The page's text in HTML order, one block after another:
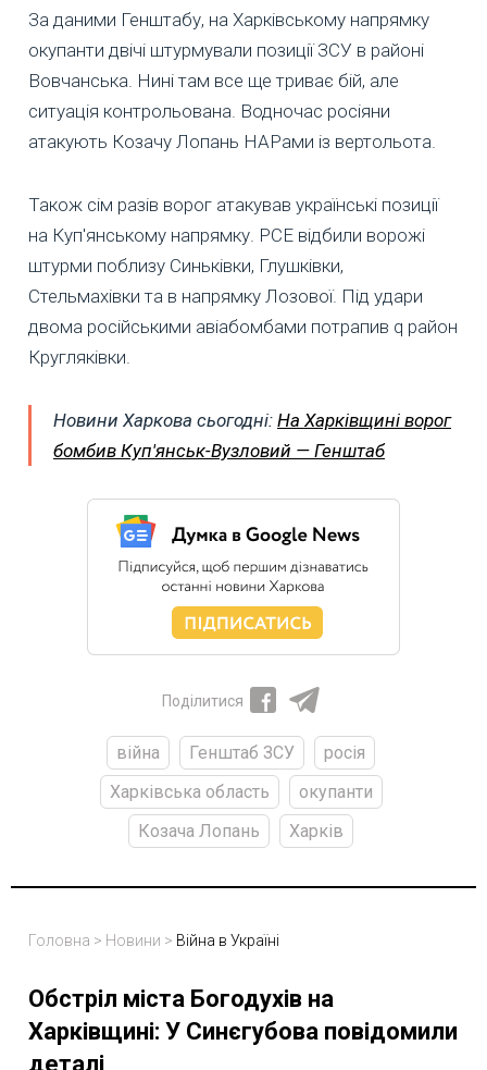
За даними Генштабу, на Харківському напрямку
окупанти двічі штурмували позиції ЗСУ в районі
Вовчанська. Нині там все ще триває бій, але
ситуація контрольована. Водночас росіяни
атакують Козачу Лопань НАРами із вертольота.
Також сім разів ворог атакував українські позиції
на Куп'янському напрямку. PCE відбили ворожі
штурми поблизу Синьківки, Глушківки,
Стельмахівки та в напрямку Лозової. Під удари
двома російськими авіабомбами потрапив q район
Кругляківки.
Новини Харкова сьогодні: На Харківщині ворог
бомбив Куп'янськ-Вузловий — Генштаб
Поділитися
війна Генштаб ЗСУ
росія
Харківська область
окупанти
Козача Лопань
Харків
Головна > Новини > Війна в Україні
Обстріл міста Богодухів на
Харківщині: У Синєгубова повідомили
деталі